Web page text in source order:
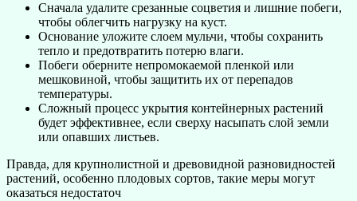
Сначала удалите срезанные соцветия и лишние побеги,
чтобы облегчить нагрузку на куст.
Основание уложите слоем мульчи, чтобы сохранить
тепло и предотвратить потерю влаги.
Побеги оберните непромокаемой пленкой или
мешковиной, чтобы защитить их от перепадов
температуры.
Сложный процесс укрытия контейнерных растений
будет эффективнее, если сверху насыпать слой земли
или опавших листьев.
Правда, для крупнолистной и древовидной разновидностей
растений, особенно плодовых сортов, такие меры могут
оказаться недостаточ